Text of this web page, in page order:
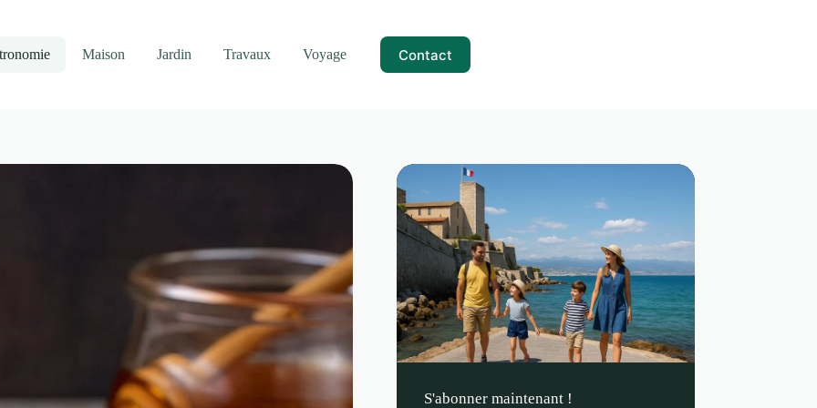
Maison Jardin Travaux Voyage Contact
S'abonner maintenant !